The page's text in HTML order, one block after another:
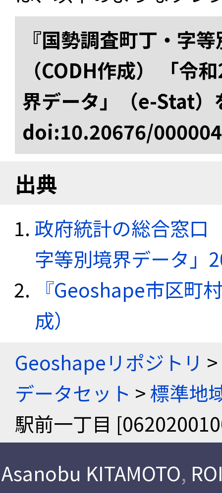
『国勢調査町丁・字
（CODH作成） 「令
界データ」（e-Stat）
doi:10.20676/
出典
政府統計の総合窓口
字等別境界データ」
『Geoshape市区町
成）
Geoshapeリポジトリ >
データセット >標準地
駅前一丁目
Asanobu KITAMOTO,